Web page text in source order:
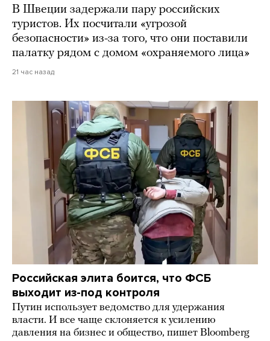
В Швеции задержали пару российских
туристов. Их посчитали «угрозой
безопасности» из-за того, что они поставили
палатку рядом с домом «охраняемого лица»
21 час назад
Российская элита боится, что ФСБ
выходит из-под контроля
Путин использует ведомство для удержания
власти. И все чаще склоняется к усилению
давления на бизнес и общество, пишет Bloomberg